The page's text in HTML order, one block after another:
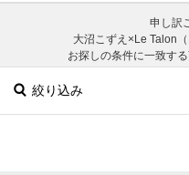
申し訳
大沼こずえ×Le Talon
お探しの条件に一致す
絞り込み